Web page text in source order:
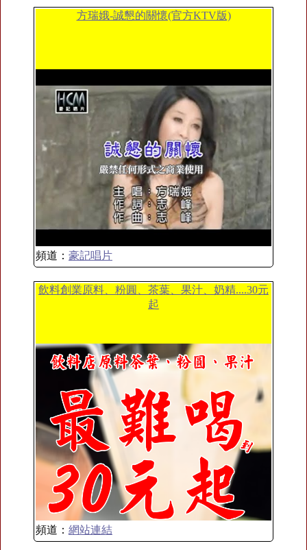
方瑞娥-誠懇的關懷(官方KTV版)
頻道： 豪記唱片
飲料創業原料、粉圓、茶葉、果汁、奶精....30元
起
頻道： 網站連結